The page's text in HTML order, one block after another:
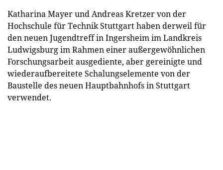
Katharina Mayer und Andreas Kretzer von der
Hochschule für Technik Stuttgart haben derweil für
den neuen Jugendtreff in Ingersheim im Landkreis
Ludwigsburg im Rahmen einer außergewöhnlichen
Forschungsarbeit ausgediente, aber gereinigte und
wiederaufbereitete Schalungselemente von der
Baustelle des neuen Hauptbahnhofs in Stuttgart
verwendet.